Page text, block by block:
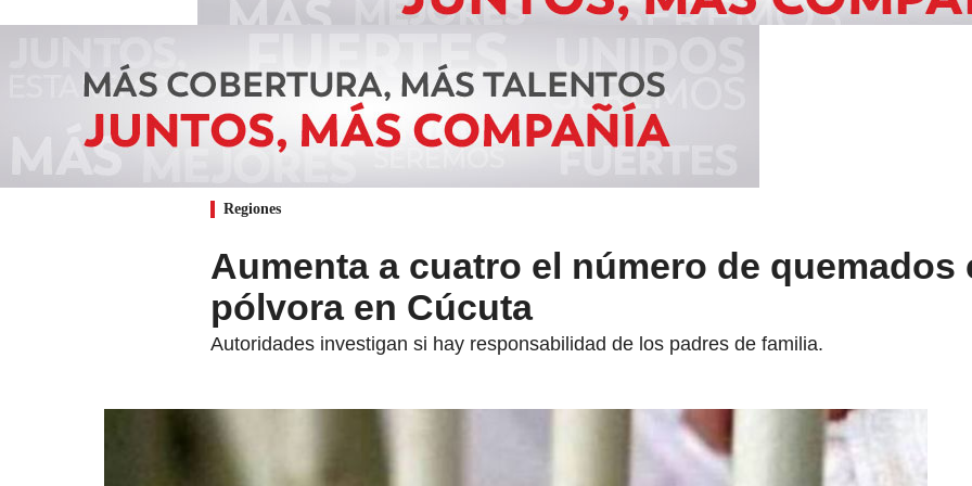
Regiones
Aumenta a cuatro el número de quemados
pólvora en Cúcuta
Autoridades investigan si hay responsabilidad de los padres de familia.